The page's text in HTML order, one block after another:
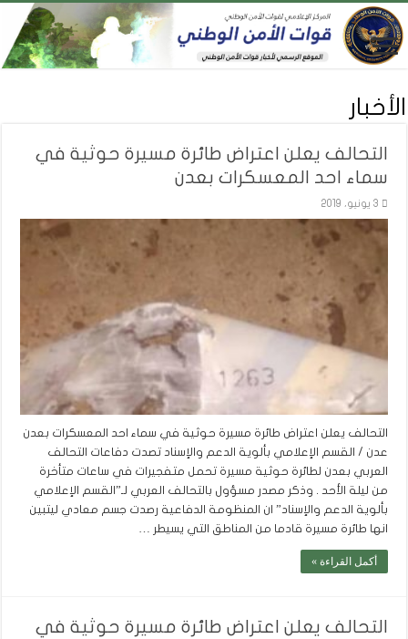
الأخبار
التحالف يعلن اعتراض طائرة مسيرة حوثية في
سماء احد المعسكرات بعدن
3 يونيو، 2019
التحالف يعلن اعتراض طائرة مسيرة حوثية في سماء احد المعسكرات بعدن
عدن / القسم الإعلامي بألوية الدعم والإسناد تصدت دفاعات التحالف
العربي بعدن لطائرة حوثية مسيرة تحمل متفجيرات في ساعات متأخرة
من ليلة الأحد . وذكر مصدر مسؤول بالتحالف العربي لـ”القسم الإعلامي
بألوية الدعم والإسناد” ان المنظومة الدفاعية رصدت جسم معادي ليتبين
انها طائرة مسيرة قادما من المناطق التي يسيطر …
أكمل القراءة »
التحالف يعلن اعتراض طائرة مسيرة حوثية في